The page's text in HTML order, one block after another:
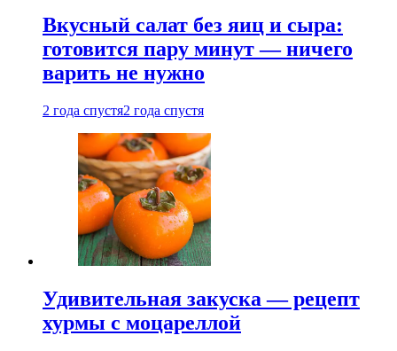
Вкусный салат без яиц и сыра:
готовится пару минут — ничего
варить не нужно
2 года спустя2 года спустя
Удивительная закуска — рецепт
хурмы с моцареллой